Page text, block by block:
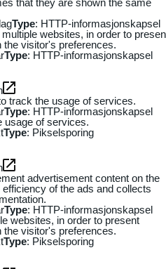
Type: HTTP-informasjonskapsel
websites, in order to
the visitor's preferences.
Type: HTTP-informasjonskapsel
track the usage of services.
Type: HTTP-informasjonskapsel
usage of services.
Type: Pikselsporing
advertisement content on the
of the ads and collects
Type: HTTP-informasjonskapsel
websites, in order to present
the visitor's preferences.
Type: Pikselsporing